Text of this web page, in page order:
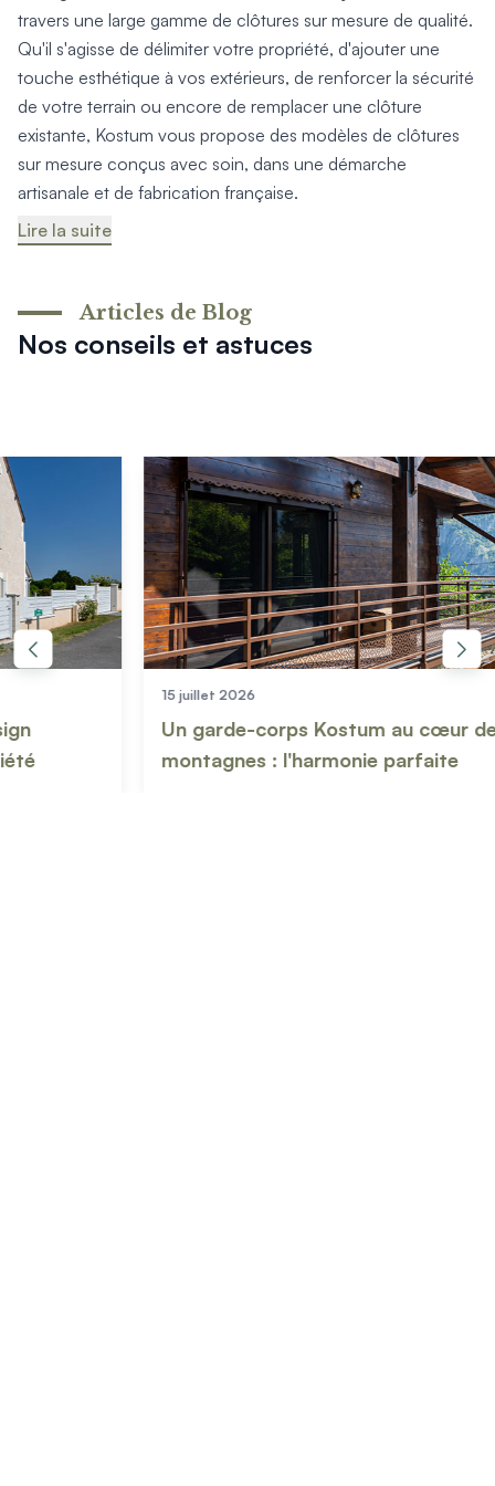
Produits > Options > Domotique
Produits > Options > Boite à colis
Produits > Options > Boites aux lettres/Totem
Produits > Options > Plaque et numéro d'entrée
Catalogues > Catalogue tous produits
Catalogues > Catalogue garde-corps
Catalogues > Catalogue pergolas / carports
Qui sommes-nous ? > La marque
Qui sommes-nous ? > RSE - Achat responsable
Entretien et garantie > Entretenir mon Kostum
Entretien et garantie > Réparer mon Kostum
Mon projet > Demande de reportage photo
Mon projet > FAQ
Accès Pro
travers une large gamme de clôtures sur mesure de qualité.
Qu'il s'agisse de délimiter votre propriété, d'ajouter une
touche esthétique à vos extérieurs, de renforcer la sécurité
de votre terrain ou encore de remplacer une clôture
existante, Kostum vous propose des modèles de clôtures
sur mesure conçus avec soin, dans une démarche
artisanale et de fabrication française.
Lire la suite
Nos conseils et astuces
Articles de Blog
Un garde-corps Kostum au cœur des
montagnes : l'harmonie parfaite